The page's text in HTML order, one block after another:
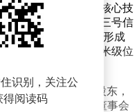
通过资产重组完成核心技
全球首款支持北斗三号信
系列。目前公司已形成
产品矩阵，其中毫米级位
平。
股比例位列第一大股东，
3.536%股份。公司董事会
识别，关注公
得阅读码